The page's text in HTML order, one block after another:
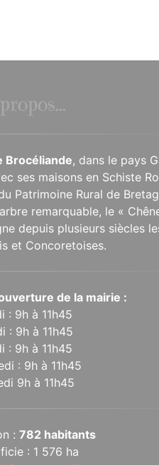
Brocéliande, dans le pays
ses maisons en Schiste
Patrimoine Rural de
remarquable, le «
depuis plusieurs siècles
et Concoretoises.
de la mairie :
: 9h à 11h45
: 9h à 11h45
: 9h à 11h45
: 9h à 11h45
9h à 11h45
:782 habitants
: 1 576 ha